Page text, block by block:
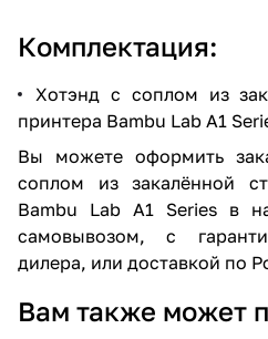
Комплектация:
Хотэнд с соплом из
принтера Bambu Lab A1
Вы можете оформить
соплом из закалённой
Bambu Lab A1 Series в
самовывозом, с
дилера, или доставкой по
Вам также может